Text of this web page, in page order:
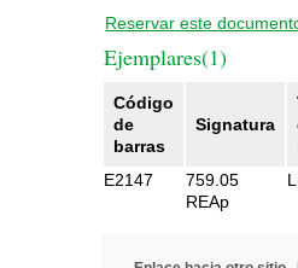
Reservar este
Ejemplares(1)
Código
de
barras
Signatura
E2147
759.05
REAp